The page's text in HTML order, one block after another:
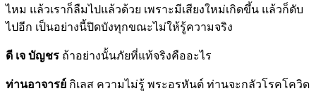
ไหม แล้วเราก็ลืมไปแล้วด้วย เพราะมีเสียงใหม่เกิดขึ้น แล้วก็ดับ
ไปอีก เป็นอย่างนี้ปิดบังทุกขณะไม่ให้รู้ความจริง
ดี เจ บัญชร ถ้าอย่างนั้นภัยที่แท้จริงคืออะไร
ท่านอาจารย์ กิเลส ความไม่รู้ พระอรหันต์ ท่านจะกลัวโรคโควิด